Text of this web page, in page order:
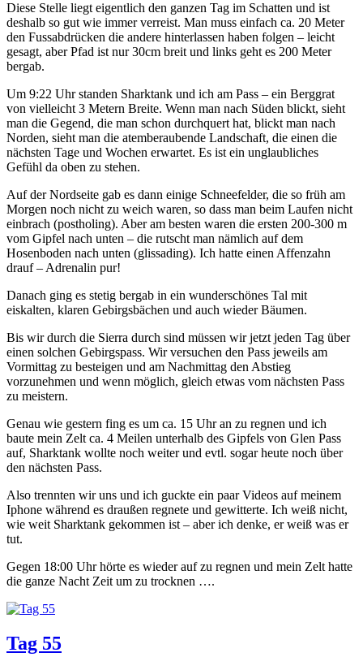
Diese Stelle liegt eigentlich den ganzen Tag im Schatten und ist
deshalb so gut wie immer verreist. Man muss einfach ca. 20 Meter
den Fussabdrücken die andere hinterlassen haben folgen – leicht
gesagt, aber Pfad ist nur 30cm breit und links geht es 200 Meter
bergab.
Um 9:22 Uhr standen Sharktank und ich am Pass – ein Berggrat
von vielleicht 3 Metern Breite. Wenn man nach Süden blickt, sieht
man die Gegend, die man schon durchquert hat, blickt man nach
Norden, sieht man die atemberaubende Landschaft, die einen die
nächsten Tage und Wochen erwartet. Es ist ein unglaubliches
Gefühl da oben zu stehen.
Auf der Nordseite gab es dann einige Schneefelder, die so früh am
Morgen noch nicht zu weich waren, so dass man beim Laufen nicht
einbrach (postholing). Aber am besten waren die ersten 200-300 m
vom Gipfel nach unten – die rutscht man nämlich auf dem
Hosenboden nach unten (glissading). Ich hatte einen Affenzahn
drauf – Adrenalin pur!
Danach ging es stetig bergab in ein wunderschönes Tal mit
eiskalten, klaren Gebirgsbächen und auch wieder Bäumen.
Bis wir durch die Sierra durch sind müssen wir jetzt jeden Tag über
einen solchen Gebirgspass. Wir versuchen den Pass jeweils am
Vormittag zu besteigen und am Nachmittag den Abstieg
vorzunehmen und wenn möglich, gleich etwas vom nächsten Pass
zu meistern.
Genau wie gestern fing es um ca. 15 Uhr an zu regnen und ich
baute mein Zelt ca. 4 Meilen unterhalb des Gipfels von Glen Pass
auf, Sharktank wollte noch weiter und evtl. sogar heute noch über
den nächsten Pass.
Also trennten wir uns und ich guckte ein paar Videos auf meinem
Iphone während es draußen regnete und gewitterte. Ich weiß nicht,
wie weit Sharktank gekommen ist – aber ich denke, er weiß was er
tut.
Gegen 18:00 Uhr hörte es wieder auf zu regnen und mein Zelt hatte
die ganze Nacht Zeit um zu trocknen ….
Tag 55